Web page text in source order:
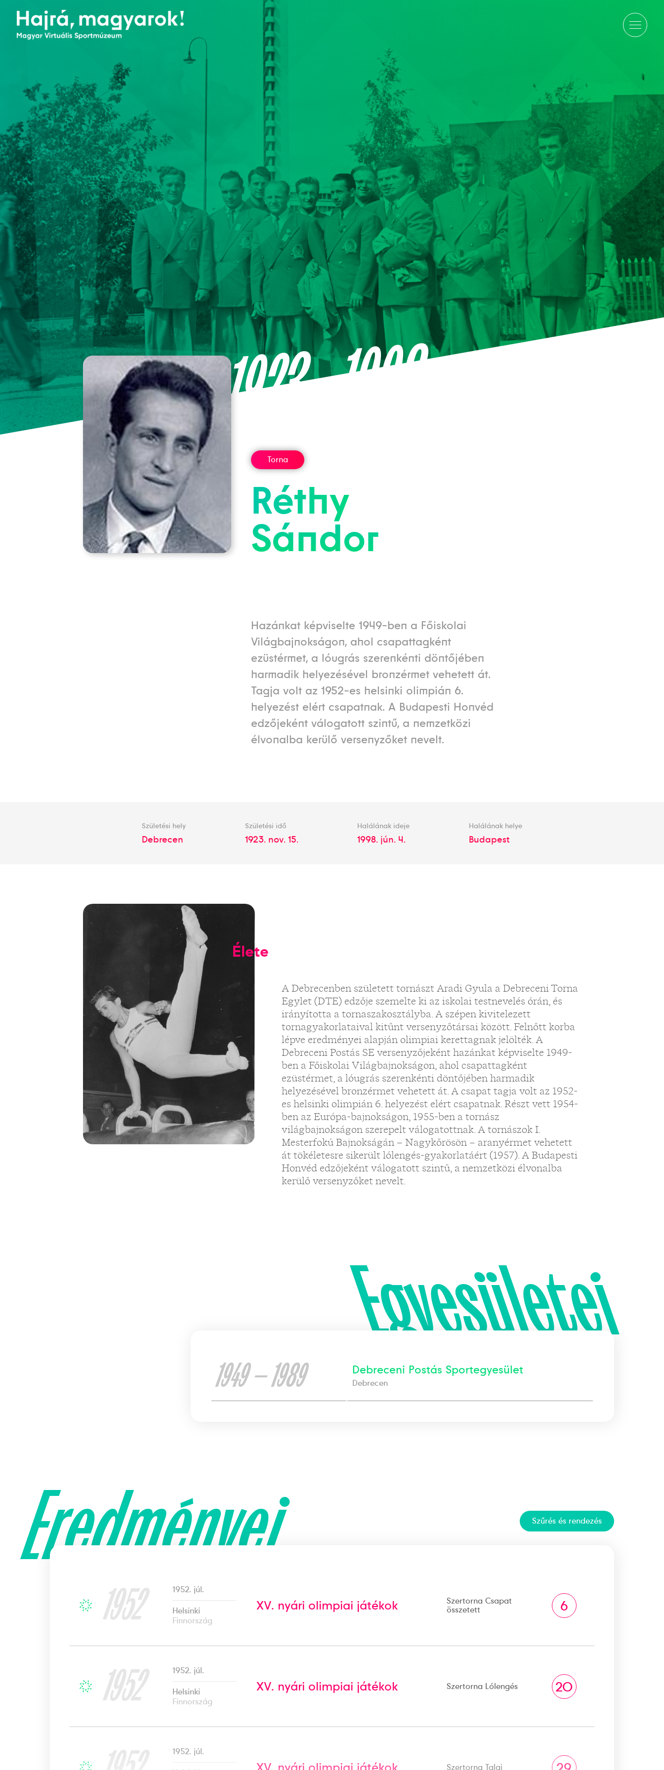
1923—1998
Torna
Réthy
Sándor
Hazánkat képviselte 1949-ben a Főiskolai
Világbajnokságon, ahol csapattagként
ezüstérmet, a lóugrás szerenkénti döntőjében
harmadik helyezésével bronzérmet vehetett át.
Tagja volt az 1952-es helsinki olimpián 6.
helyezést elért csapatnak. A Budapesti Honvéd
edzőjeként válogatott szintű, a nemzetközi
élvonalba kerülő versenyzőket nevelt.
Születési hely
Debrecen
Születési idő
1923. nov. 15.
Halálának ideje
1998. jún. 4.
Halálának helye
Budapest
Élete
A Debrecenben született tornászt Aradi Gyula a Debreceni Torna
Egylet (DTE) edzője szemelte ki az iskolai testnevelés órán, és
irányította a tornaszakosztályba. A szépen kivitelezett
tornagyakorlataival kitűnt versenyzőtársai között. Felnőtt korba
lépve eredményei alapján olimpiai kerettagnak jelölték. A
Debreceni Postás SE versenyzőjeként hazánkat képviselte 1949-
ben a Főiskolai Világbajnokságon, ahol csapattagként
ezüstérmet, a lóugrás szerenkénti döntőjében harmadik
helyezésével bronzérmet vehetett át. A csapat tagja volt az 1952-
es helsinki olimpián 6. helyezést elért csapatnak. Részt vett 1954-
ben az Európa-bajnokságon, 1955-ben a tornász
világbajnokságon szerepelt válogatottnak. A tornászok I.
Mesterfokú Bajnokságán – Nagykőrösön – aranyérmet vehetett
át tökéletesre sikerült lólengés-gyakorlatáért (1957). A Budapesti
Honvéd edzőjeként válogatott szintű, a nemzetközi élvonalba
kerülő versenyzőket nevelt.
Egyesületei
1949 — 1989 Debreceni Postás Sportegyesület
Debrecen
Eredményei Szűrés és rendezés
1952 1952. júl.
Helsinki
Finnország
XV. nyári olimpiai játékok
Szertorna Csapat
összetett
6
1952 1952. júl.
Helsinki
Finnország
XV. nyári olimpiai játékok Szertorna Lólengés 20
1952. júl.
Szertorna Talaj